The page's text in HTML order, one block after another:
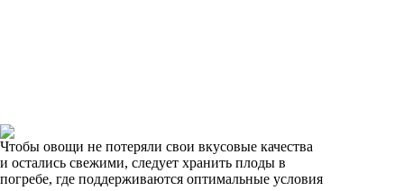
Чтобы овощи не потеряли свои вкусовые качества
и остались свежими, следует хранить плоды в
погребе, где поддерживаются оптимальные условия